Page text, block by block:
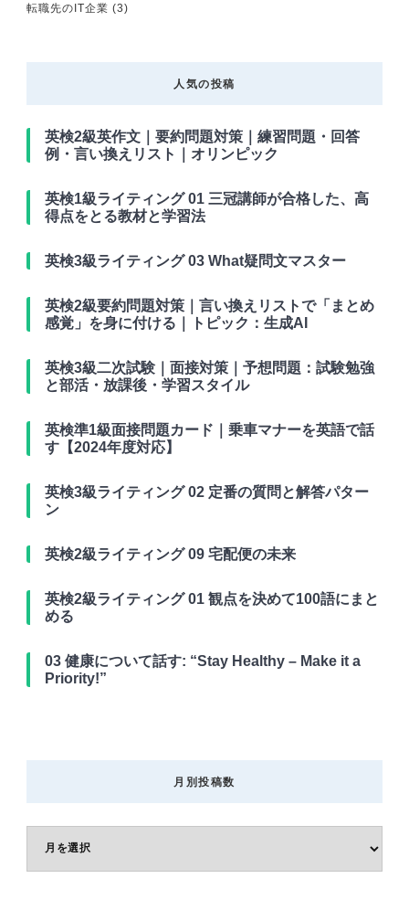
転職先のIT企業 (3)
人気の投稿
英検2級英作文｜要約問題対策｜練習問題・回答
例・言い換えリスト｜オリンピック
英検1級ライティング 01 三冠講師が合格した、高
得点をとる教材と学習法
英検3級ライティング 03 What疑問文マスター
英検2級要約問題対策｜言い換えリストで「まとめ
感覚」を身に付ける｜トピック：生成AI
英検3級二次試験｜面接対策｜予想問題：試験勉強
と部活・放課後・学習スタイル
英検準1級面接問題カード｜乗車マナーを英語で話
す【2024年度対応】
英検3級ライティング 02 定番の質問と解答パター
ン
英検2級ライティング 09 宅配便の未来
英検2級ライティング 01 観点を決めて100語にまと
める
03 健康について話す: “Stay Healthy – Make it a
Priority!”
月別投稿数